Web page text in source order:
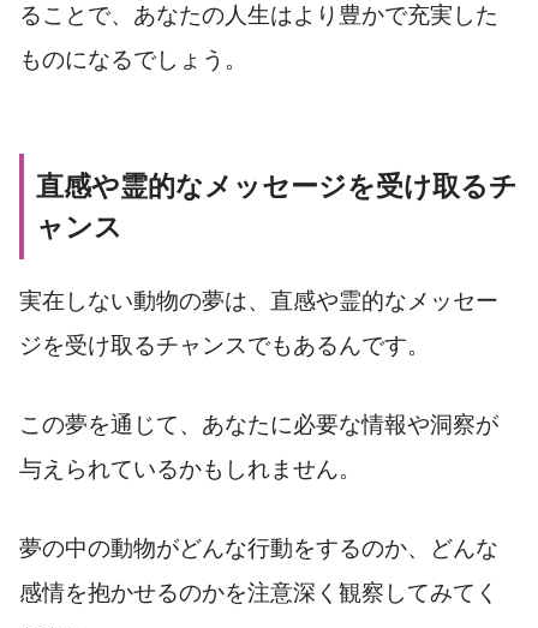
ることで、あなたの人生はより豊かで充実した
ものになるでしょう。
直感や霊的なメッセージを受け取るチ
ャンス
実在しない動物の夢は、直感や霊的なメッセー
ジを受け取るチャンスでもあるんです。
この夢を通じて、あなたに必要な情報や洞察が
与えられているかもしれません。
夢の中の動物がどんな行動をするのか、どんな
感情を抱かせるのかを注意深く観察してみてく